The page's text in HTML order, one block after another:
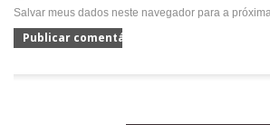
Salvar meus dados neste navegador para a